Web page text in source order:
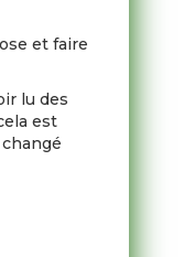
et faire
lu des
est